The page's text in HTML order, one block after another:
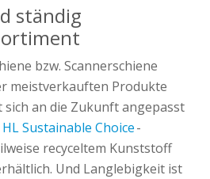
ständig
bzw. Scannerschiene
meistverkauften Produkte
sich an die Zukunft angepasst
HL Sustainable Choice-
recyceltem Kunststoff
Und Langlebigkeit ist